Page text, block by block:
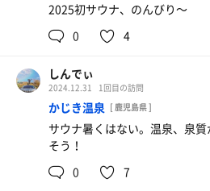
2025初サウナ、のんびり〜
0
4
しんでぃ
2024.12.31 1回目の訪問
かじき温泉 [ 鹿児島県 ]
サウナ暑くはない。温泉、泉
そう！
0
7